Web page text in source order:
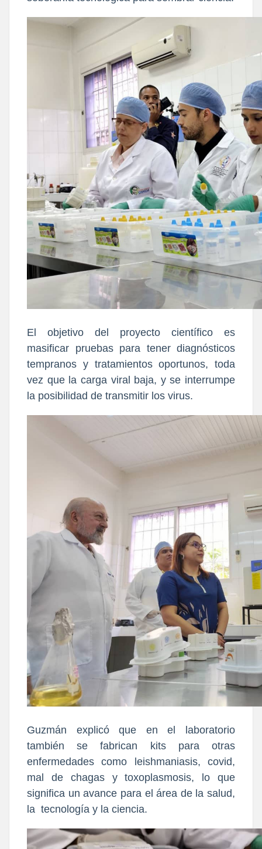
El objetivo del proyecto científico es
masificar pruebas para tener diagnósticos
tempranos y tratamientos oportunos, toda
vez que la carga viral baja, y se interrumpe
la posibilidad de transmitir los virus.
Guzmán explicó que en el laboratorio
también se fabrican kits para otras
enfermedades como leishmaniasis, covid,
mal de chagas y toxoplasmosis, lo que
significa un avance para el área de la salud,
la tecnología y la ciencia.